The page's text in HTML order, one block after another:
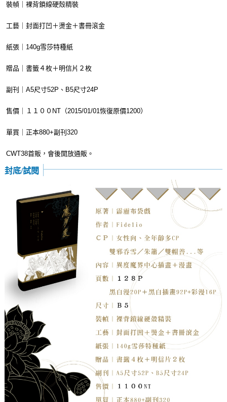
裝幀｜裸背鎖線硬殼精裝
工藝｜封面打凹＋燙金＋書冊滾金
紙張｜140g雪莎特種紙
贈品｜書籤４枚＋明信片２枚
副刊｜A5尺寸52P、B5尺寸24P
售價｜１１００NT（2015/01/01恢復原價1200）
單買｜正本880+副刊320
CWT38首販，會後開放通販。
封底/試閱